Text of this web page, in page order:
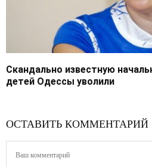
Скандально известную
детей Одессы уволили
ОСТАВИТЬ КОММЕНТАРИЙ